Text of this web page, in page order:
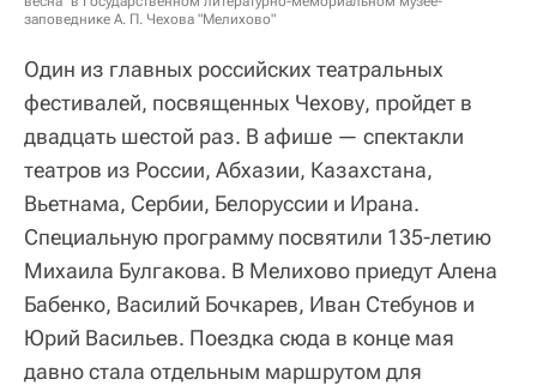
заповеднике А. П. Чехова "Мелихово"
Один из главных российских театральных
фестивалей, посвященных Чехову, пройдет в
двадцать шестой раз. В афише — спектакли
театров из России, Абхазии, Казахстана,
Вьетнама, Сербии, Белоруссии и Ирана.
Специальную программу посвятили 135-летию
Михаила Булгакова. В Мелихово приедут Алена
Бабенко, Василий Бочкарев, Иван Стебунов и
Юрий Васильев. Поездка сюда в конце мая
давно стала отдельным маршрутом для